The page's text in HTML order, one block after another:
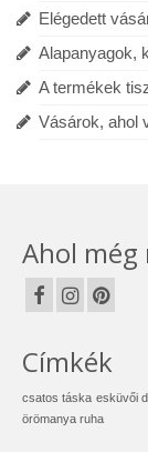
Elégedett
Alapanyagok,
A termékek
Vásárok, ahol
Ahol még
Címkék
csatos táska esküvői
örömanya ruha